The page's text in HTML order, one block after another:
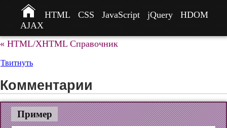
HTML CSS JavaScript jQuery
HDOM
AJAX
« HTML/XHTML Справочник
Твитнуть
Комментарии
Пример